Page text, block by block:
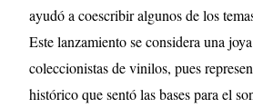
ayudó a coescribir algunos de los
Este lanzamiento se considera una
coleccionistas de vinilos, pues
histórico que sentó las bases para el